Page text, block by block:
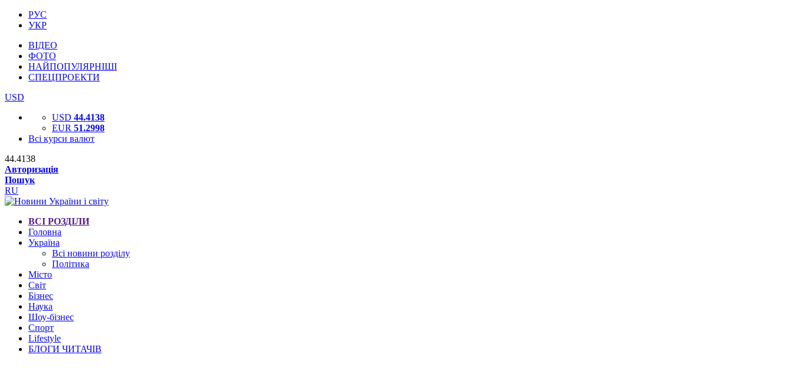
РУС
УКР
ВІДЕО
ФОТО
НАЙПОПУЛЯРНІШІ
СПЕЦПРОЕКТИ
USD
USD 44.4138
EUR 51.2998
Всі курси валют
44.4138
Авторизація
Пошук
RU
ВСІ РОЗДІЛИ
Головна
Україна
Всі новини розділу
Політика
Місто
Світ
Бізнес
Наука
Шоу-бізнес
Спорт
Lifestyle
БЛОГИ ЧИТАЧІВ